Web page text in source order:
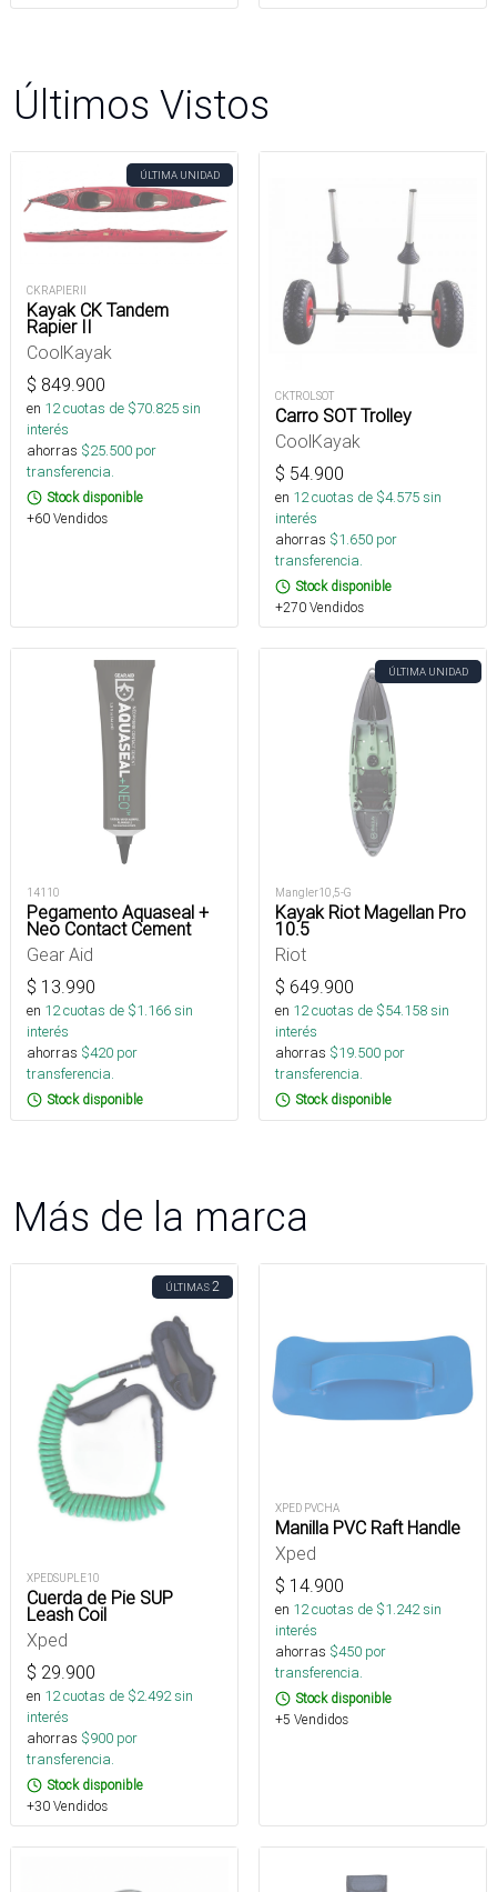
Últimos Vistos
ÚLTIMA UNIDAD
CKRAPIERII
Kayak CK Tandem
Rapier II
CoolKayak
$ 849.900
en 12cuotas de $70.825sin
interés
ahorras $25.500 por
transferencia.
Stock disponible
+60 Vendidos
CKTROLSOT
Carro SOT Trolley
CoolKayak
$ 54.900
en 12cuotas de $4.575sin
interés
ahorras $1.650 por
transferencia.
Stock disponible
+270 Vendidos
14110
Pegamento Aquaseal +
Neo Contact Cement
Gear Aid
$ 13.990
en 12cuotas de $1.166sin
interés
ahorras $420 por
transferencia.
Stock disponible
ÚLTIMA UNIDAD
Mangler10,5-G
Kayak Riot Magellan Pro
10.5
Riot
$ 649.900
en 12cuotas de $54.158sin
interés
ahorras $19.500 por
transferencia.
Stock disponible
Más de la marca
ÚLTIMAS2
XPEDSUPLE10
Cuerda de Pie SUP
Leash Coil
Xped
$ 29.900
en 12cuotas de $2.492sin
interés
ahorras $900 por
transferencia.
Stock disponible
+30 Vendidos
XPED PVCHA
Manilla PVC Raft Handle
Xped
$ 14.900
en 12cuotas de $1.242sin
interés
ahorras $450 por
transferencia.
Stock disponible
+5 Vendidos